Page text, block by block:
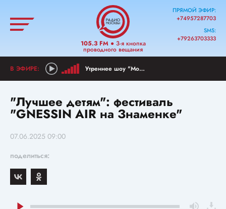
105.3 FM● 3-я кнопка
проводного вещания
ПРЯМОЙ ЭФИР:
+74957287703
SMS:
+79263703333
Утреннее шоу "Мой район"
"Лучшее детям": фестиваль
"GNESSIN AIR на Знаменке"
07.06.2025 09:00
поделиться: